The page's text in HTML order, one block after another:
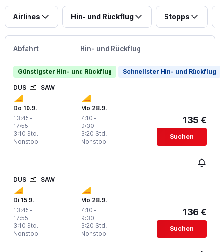
Airlines Hin- und Rückflug Stopps
Abfahrt Hin- und Rückflug
Günstigster Hin- und Rückflug Schnellster Hin- und Rückflug
DUS SAW
Do 10.9.
13:45 -
17:55
Nonstop
3:10 Std.
Mo 28.9.
7:10 -
9:30
Nonstop
3:20 Std.
135 €
Suchen
DUS SAW
Di 15.9.
13:45 -
17:55
Nonstop
3:10 Std.
Mo 28.9.
7:10 -
9:30
Nonstop
3:20 Std.
136 €
Suchen